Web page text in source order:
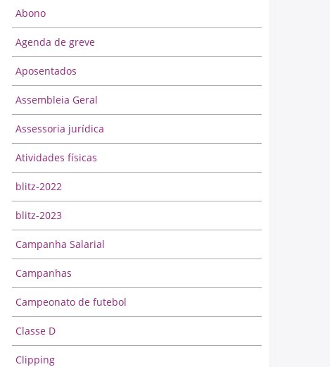
Abono
Agenda de greve
Aposentados
Assembleia Geral
Assessoria jurídica
Atividades físicas
blitz-2022
blitz-2023
Campanha Salarial
Campanhas
Campeonato de futebol
Classe D
Clipping